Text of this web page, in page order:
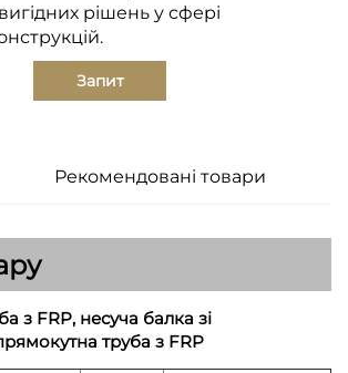
рішень у сфері
Запит
Рекомендовані товари
з FRP, несуча балка зі
труба з FRP